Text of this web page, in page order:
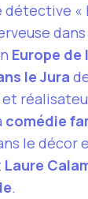
détective «
Europe de
le Jura
comédie
le décor
Laure
.